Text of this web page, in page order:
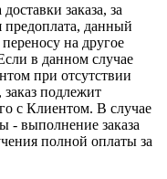
заказа, за
предоплата, данный
на другое
в данном случае
при отсутствии
подлежит
с Клиентом. В случае
- выполнение заказа
полной оплаты за